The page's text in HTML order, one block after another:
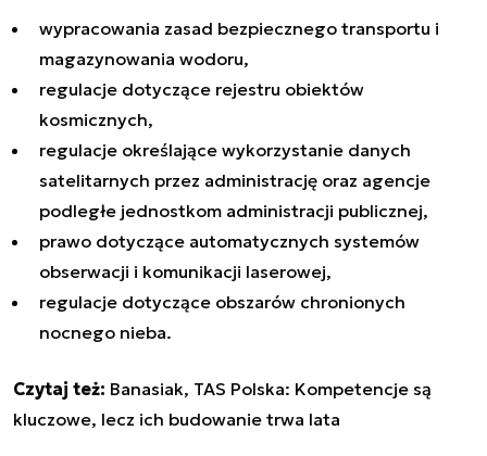
wypracowania zasad bezpiecznego transportu i
magazynowania wodoru,
regulacje dotyczące rejestru obiektów
kosmicznych,
regulacje określające wykorzystanie danych
satelitarnych przez administrację oraz agencje
podległe jednostkom administracji publicznej,
prawo dotyczące automatycznych systemów
obserwacji i komunikacji laserowej,
regulacje dotyczące obszarów chronionych
nocnego nieba.
Czytaj też: Banasiak, TAS Polska: Kompetencje są
kluczowe, lecz ich budowanie trwa lata